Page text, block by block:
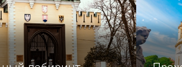
девятиметровая…